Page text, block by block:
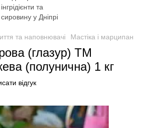
та наповнювачі Мастіка і марципан
(глазур) ТМ
(полунична) 1 кг
відгук